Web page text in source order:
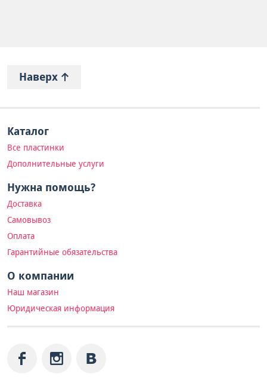
Наверх
Каталог
Все пластинки
Дополнительные услуги
Нужна помощь?
Доставка
Самовывоз
Оплата
Гарантийные обязательства
О компании
Наш магазин
Юридическая информация